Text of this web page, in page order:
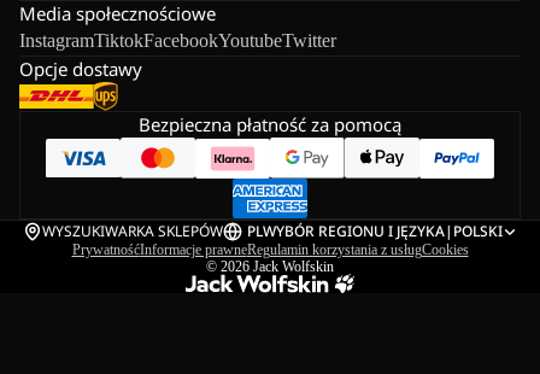
Media społecznościowe
InstagramTiktokFacebookYoutubeTwitter
Opcje dostawy
Bezpieczna płatność za pomocą
WYSZUKIWARKA SKLEPÓW PLWYBÓR REGIONU I JĘZYKA| POLSKI
PrywatnośćInformacje prawneRegulamin korzystania z usługCookies
© 2026 Jack Wolfskin